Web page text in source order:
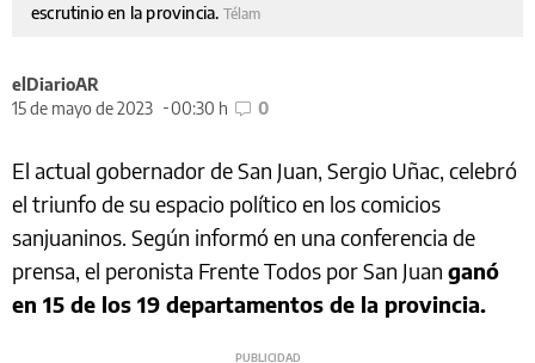
escrutinio en la provincia. Télam
elDiarioAR
15 de mayo de 2023
00:30 h 0
El actual gobernador de San Juan, Sergio Uñac, celebró
el triunfo de su espacio político en los comicios
sanjuaninos. Según informó en una conferencia de
prensa, el peronista Frente Todos por San Juan ganó
en 15 de los 19 departamentos de la provincia.